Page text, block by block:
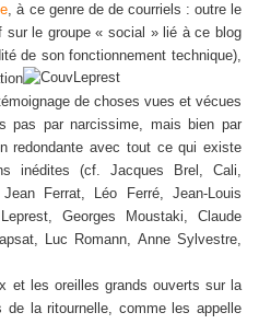
, à ce genre de de courriels : outre le
le groupe « social » lié à ce blog
de son fonctionnement technique),
de choses vues et vécues
pas par narcissime, mais bien par
redondante avec tout ce qui existe
inédites (cf. Jacques Brel, Cali,
Ferrat, Léo Ferré, Jean-Louis
Georges Moustaki, Claude
Luc Romann, Anne Sylvestre,
et les oreilles grands ouverts sur la
la ritournelle, comme les appelle